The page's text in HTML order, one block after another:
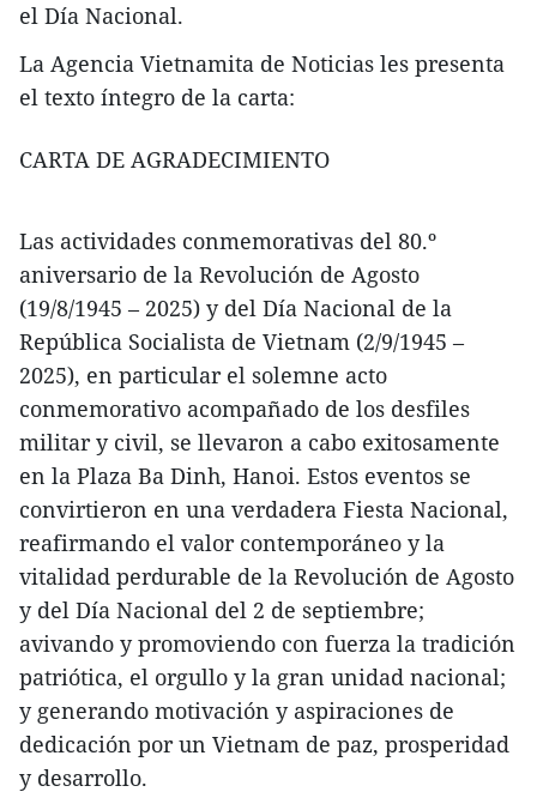
el Día Nacional.
La Agencia Vietnamita de Noticias les presenta
el texto íntegro de la carta:
CARTA DE AGRADECIMIENTO
Las actividades conmemorativas del 80.º
aniversario de la Revolución de Agosto
(19/8/1945 – 2025) y del Día Nacional de la
República Socialista de Vietnam (2/9/1945 –
2025), en particular el solemne acto
conmemorativo acompañado de los desfiles
militar y civil, se llevaron a cabo exitosamente
en la Plaza Ba Dinh, Hanoi. Estos eventos se
convirtieron en una verdadera Fiesta Nacional,
reafirmando el valor contemporáneo y la
vitalidad perdurable de la Revolución de Agosto
y del Día Nacional del 2 de septiembre;
avivando y promoviendo con fuerza la tradición
patriótica, el orgullo y la gran unidad nacional;
y generando motivación y aspiraciones de
dedicación por un Vietnam de paz, prosperidad
y desarrollo.